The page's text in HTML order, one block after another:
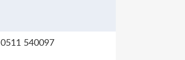
0511 540097